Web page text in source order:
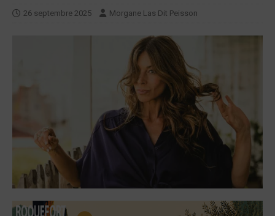
26 septembre 2025 Morgane Las Dit Peisson